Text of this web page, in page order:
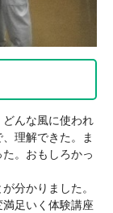
んな風に使われ
理解できた。ま
。おもしろかっ
分かりました。
足いく体験講座